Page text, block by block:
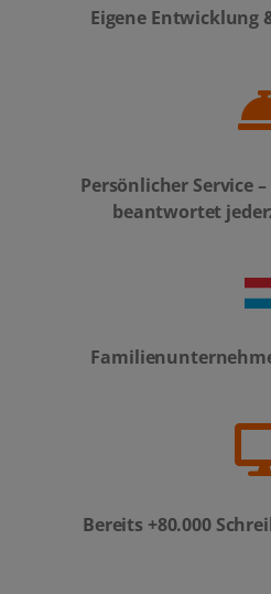
Eigene Entwicklung
Persönlicher Service
beantwortet
Bereits +80.000